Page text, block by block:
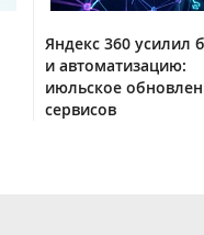
Яндекс 360 усилил
и автоматизацию:
июльское
сервисов